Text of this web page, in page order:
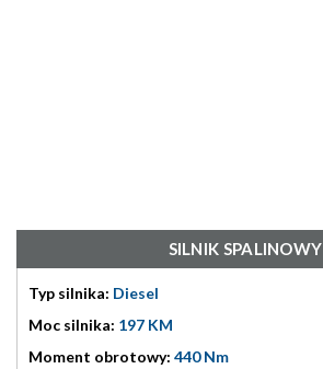
SILNIK SPALINOWY
Typ silnika: Diesel
Moc silnika: 197 KM
Moment obrotowy: 440 Nm